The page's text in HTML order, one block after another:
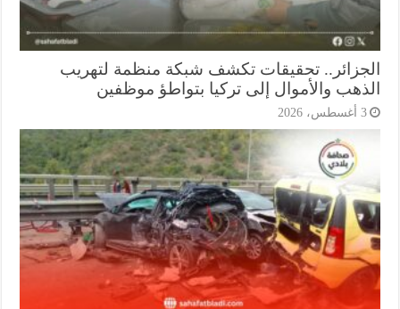
تحقيقات تكشف شبكة منظمة لتهريب
والأموال إلى تركيا بتواطؤ موظفين